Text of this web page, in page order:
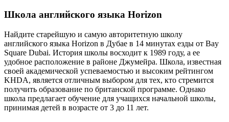
Школа английского языка Horizon
Найдите старейшую и самую авторитетную школу
английского языка Horizon в Дубае в 14 минутах езды от Bay
Square Dubai. История школы восходит к 1989 году, а ее
удобное расположение в районе Джумейра. Школа, известная
своей академической успеваемостью и высоким рейтингом
KHDA, является отличным выбором для тех, кто стремится
получить образование по британской программе. Однако
школа предлагает обучение для учащихся начальной школы,
принимая детей в возрасте от 3 до 11 лет.